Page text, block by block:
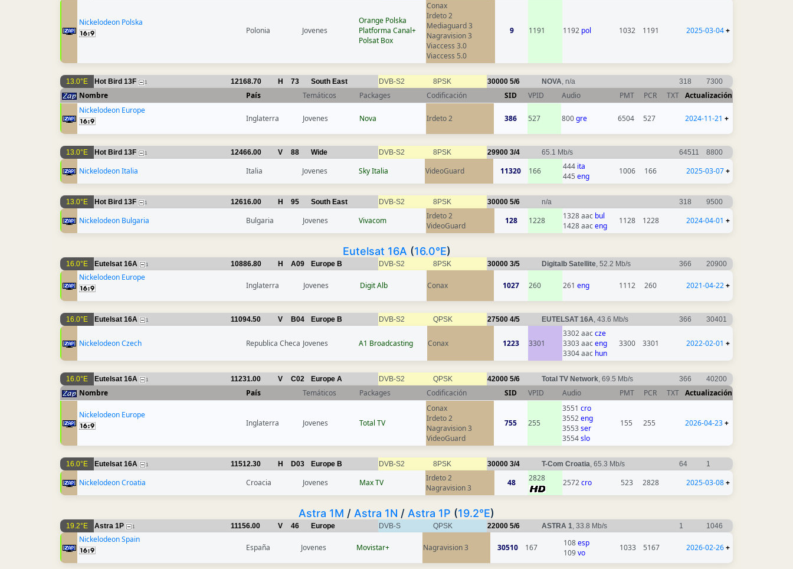
Nickelodeon Polska
Polonia
Jovenes
Orange Polska
Platforma Canal+
Polsat Box
Conax
Irdeto 2
Mediaguard 3
Nagravision 3
Viaccess 3.0
Viaccess 5.0
9 1191 1192 pol 1032 1191 2025-03-04+
13.0°E Hot Bird 13F 1 12168.70 H 73 South East DVB-S2 8PSK 30000 5/6 NOVA, n/a 318 7300
Nombre País Temáticos Packages Codificación SID VPID Audio PMT PCR TXT Actualización
Nickelodeon Europe
Inglaterra
Jovenes Nova Irdeto 2 386 527 800gre 6504 527 2024-11-21 +
13.0°E Hot Bird 13F 1 12466.00 V 88 Wide DVB-S2 8PSK 29900 3/4 65.1 Mb/s 64511 8800
Nickelodeon Italia Italia Jovenes Sky Italia VideoGuard 11320 166 444 ita
445 eng
1006 166 2025-03-07+
13.0°E Hot Bird 13F 1 12616.00 H 95 South East DVB-S2 8PSK 30000 5/6 n/a 318 9500
Nickelodeon Bulgaria Bulgaria Jovenes Vivacom
Irdeto 2
VideoGuard
128 1228 1328 aac bul
1428 aaceng
1128 1228 2024-04-01 +
Eutelsat 16A (16.0°E)
16.0°E Eutelsat 16A 1 10886.80 H A09 Europe B DVB-S2 8PSK 30000 3/5 Digitalb Satellite, 52.2 Mb/s 366 20900
Nickelodeon Europe
Inglaterra
Jovenes Digit Alb Conax 1027 260 261 eng 1112 260 2021-04-22+
16.0°E Eutelsat 16A 1 11094.50 V B04 Europe B DVB-S2 QPSK 27500 4/5 EUTELSAT 16A, 43.6 Mb/s 366 30401
Nickelodeon Czech Republica Checa Jovenes A1 Broadcasting Conax 1223 3301
3302 aaccze
3303 aaceng
3304 aac hun
3300 3301 2022-02-01 +
16.0°E Eutelsat 16A 1 11231.00 V C02 Europe A DVB-S2 QPSK 42000 5/6 Total TV Network, 69.5 Mb/s 366 40200
Nombre País Temáticos Packages Codificación SID VPID Audio PMT PCR TXT Actualización
Nickelodeon Europe
Inglaterra
Jovenes Total TV
Conax
Irdeto 2
Nagravision 3
VideoGuard
755 255
3551 cro
3552eng
3553ser
3554slo
155 255 2026-04-23+
16.0°E Eutelsat 16A 1 11512.30 H D03 Europe B DVB-S2 8PSK 30000 3/4 T-Com Croatia, 65.3 Mb/s 64 1
Nickelodeon Croatia Croacia Jovenes Max TV
Irdeto 2
Nagravision 3
48 2828 2572cro 523 2828 2025-03-08+
Astra 1M / Astra 1N / Astra 1P (19.2°E)
19.2°E Astra 1P 1 11156.00 V 46 Europe DVB-S QPSK 22000 5/6 ASTRA 1, 33.8 Mb/s 1 1046
Nickelodeon Spain
España
Jovenes Movistar+ Nagravision 3 30510 167 108esp
109vo
1033 5167 2026-02-26+